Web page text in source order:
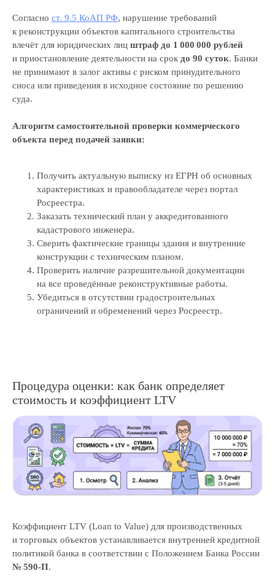
Согласно ст. 9.5 КоАП РФ, нарушение требований
к реконструкции объектов капитального строительства
влечёт для юридических лиц штраф до 1 000 000 рублей
и приостановление деятельности на срок до 90 суток. Банки
не принимают в залог активы с риском принудительного
сноса или приведения в исходное состояние по решению
суда.
Алгоритм самостоятельной проверки коммерческого
объекта перед подачей заявки:
Получить актуальную выписку из ЕГРН об основных
характеристиках и правообладателе через портал
Росреестра.
Заказать технический план у аккредитованного
кадастрового инженера.
Сверить фактические границы здания и внутренние
конструкции с техническим планом.
Проверить наличие разрешительной документации
на все проведённые реконструктивные работы.
Убедиться в отсутствии градостроительных
ограничений и обременений через Росреестр.
Процедура оценки: как банк определяет
стоимость и коэффициент LTV
Коэффициент LTV (Loan to Value) для производственных
и торговых объектов устанавливается внутренней кредитной
политикой банка в соответствии с Положением Банка России
№ 590-П.